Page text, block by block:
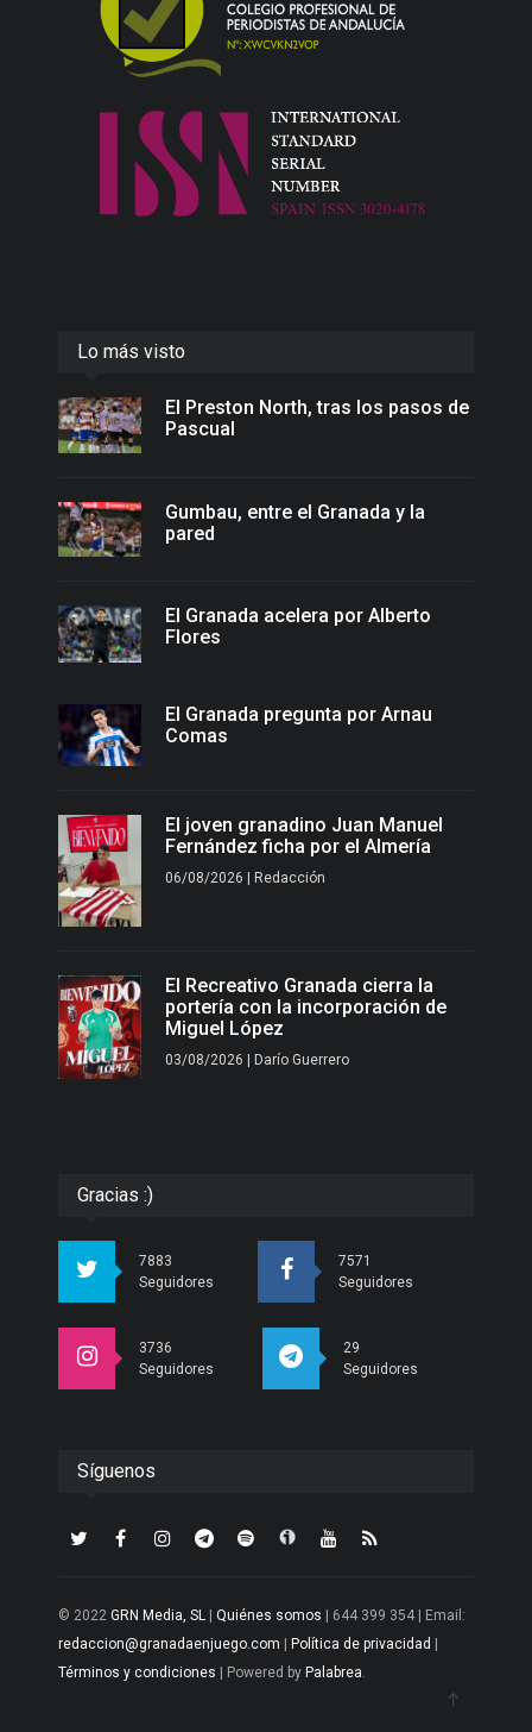
Lo más visto
El Preston North, tras los pasos de
Pascual
Gumbau, entre el Granada y la
pared
El Granada acelera por Alberto
Flores
El Granada pregunta por Arnau
Comas
El joven granadino Juan Manuel
Fernández ficha por el Almería
06/08/2026 | Redacción
El Recreativo Granada cierra la
portería con la incorporación de
Miguel López
03/08/2026 | Darío Guerrero
Gracias :)
7883
Seguidores
7571
Seguidores
3736
Seguidores
29
Seguidores
Síguenos
© 2022 GRN Media, SL Quiénes somos | 644 399 354 | Email:
redaccion@granadaenjuego.com
Política de privacidad
Términos y condiciones | Powered by Palabrea.